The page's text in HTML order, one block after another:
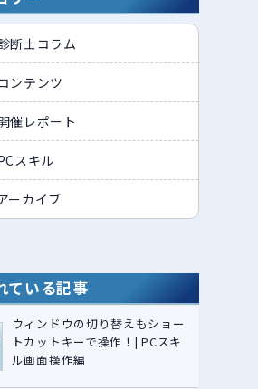
断士コラム
ンテンツ
催レポート
スキル
ーカイブ
ている記事
ウィンドウの切り替えもショー
トカットキーで操作！| PCスキ
ル画面操作編